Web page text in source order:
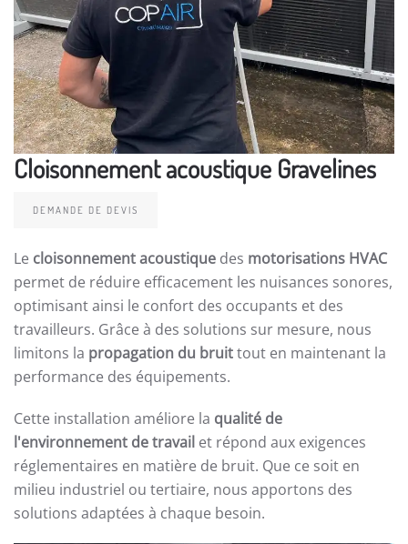
Cloisonnement acoustique Gravelines
DEMANDE DE DEVIS
Le cloisonnement acoustique des motorisations HVAC
permet de réduire efficacement les nuisances sonores,
optimisant ainsi le confort des occupants et des
travailleurs. Grâce à des solutions sur mesure, nous
limitons la propagation du bruittout en maintenant la
performance des équipements.
Cette installation améliore la qualité de
l'environnement de travail et répond aux exigences
réglementaires en matière de bruit. Que ce soit en
milieu industriel ou tertiaire, nous apportons des
solutions adaptées à chaque besoin.